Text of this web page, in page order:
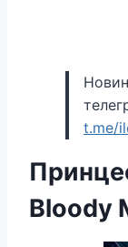
t.me/
Bloody